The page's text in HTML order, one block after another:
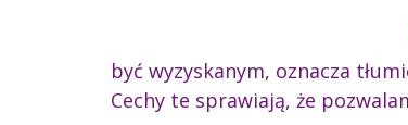
być wyzyskanym, oznacza
Cechy te sprawiają, że